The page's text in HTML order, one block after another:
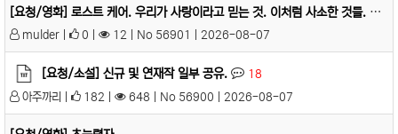
[요청/영화] 로스트 케어. 우리가 사랑이라고 믿는 것. 이처럼 사소한 것들. 클럽 제로. 페인 앤 글로리. 마지막 야구 경기. 파문. 우리가 빛이라 상상하는 모든 것. 고스트라
mulder | 0 | 12 | No 56901 | 2026-08-07
[요청/소설] 신규 및 연재작 일부 공유.
18
아주까리 |
182 | 648 | No 56900 | 2026-08-07